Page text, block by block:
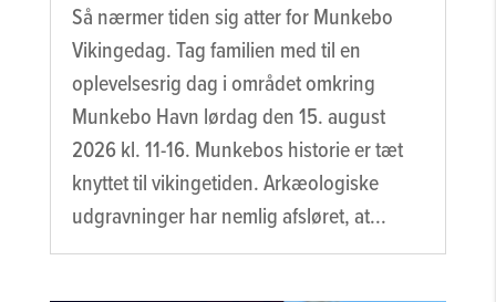
Så nærmer tiden sig atter for Munkebo
Vikingedag. Tag familien med til en
oplevelsesrig dag i området omkring
Munkebo Havn lørdag den 15. august
2026 kl. 11-16. Munkebos historie er tæt
knyttet til vikingetiden. Arkæologiske
udgravninger har nemlig afsløret, at...